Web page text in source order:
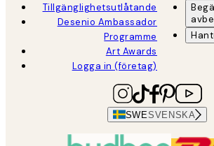
Tillgänglighetsutlåtande
Desenio Ambassador
Programme
Art Awards
Logga in (företag)
SWESVENSKA